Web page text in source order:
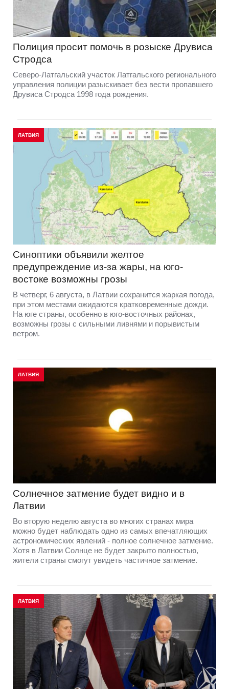
Полиция просит помочь в розыске Друвиса
Стродса
Северо-Латгальский участок Латгальского регионального
управления полиции разыскивает без вести пропавшего
Друвиса Стродса 1998 года рождения.
ЛАТВИЯ
Синоптики объявили желтое
предупреждение из-за жары, на юго-
востоке возможны грозы
В четверг, 6 августа, в Латвии сохранится жаркая погода,
при этом местами ожидаются кратковременные дожди.
На юге страны, особенно в юго-восточных районах,
возможны грозы с сильными ливнями и порывистым
ветром.
ЛАТВИЯ
Солнечное затмение будет видно и в
Латвии
Во вторую неделю августа во многих странах мира
можно будет наблюдать одно из самых впечатляющих
астрономических явлений - полное солнечное затмение.
Хотя в Латвии Солнце не будет закрыто полностью,
жители страны смогут увидеть частичное затмение.
ЛАТВИЯ